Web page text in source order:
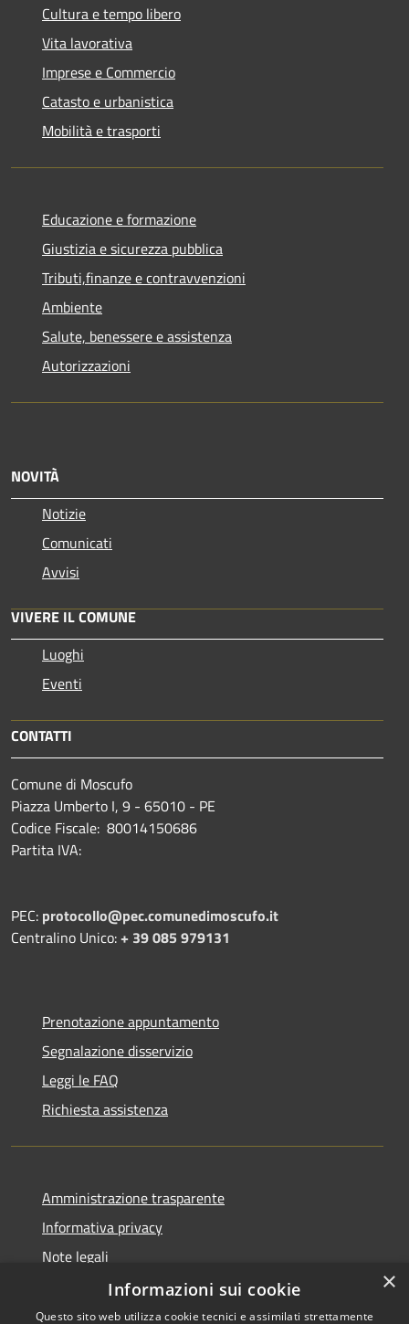
Cultura e tempo libero
Vita lavorativa
Imprese e Commercio
Catasto e urbanistica
Mobilità e trasporti
Educazione e formazione
Giustizia e sicurezza pubblica
Tributi,finanze e contravvenzioni
Ambiente
Salute, benessere e assistenza
Autorizzazioni
NOVITÀ
Notizie
Comunicati
Avvisi
VIVERE IL COMUNE
Luoghi
Eventi
CONTATTI
Comune di Moscufo
Piazza Umberto I, 9 - 65010 - PE
Codice Fiscale: 80014150686
Partita IVA:
PEC: protocollo@pec.comunedimoscufo.it
Centralino Unico:+ 39 085 979131
Prenotazione appuntamento
Segnalazione disservizio
Leggi le FAQ
Richiesta assistenza
Amministrazione trasparente
Informativa privacy
Note legali
Dichiarazione di accessibilità
×
Informazioni sui cookie
Questo sito web utilizza cookie tecnici e assimilati strettamente